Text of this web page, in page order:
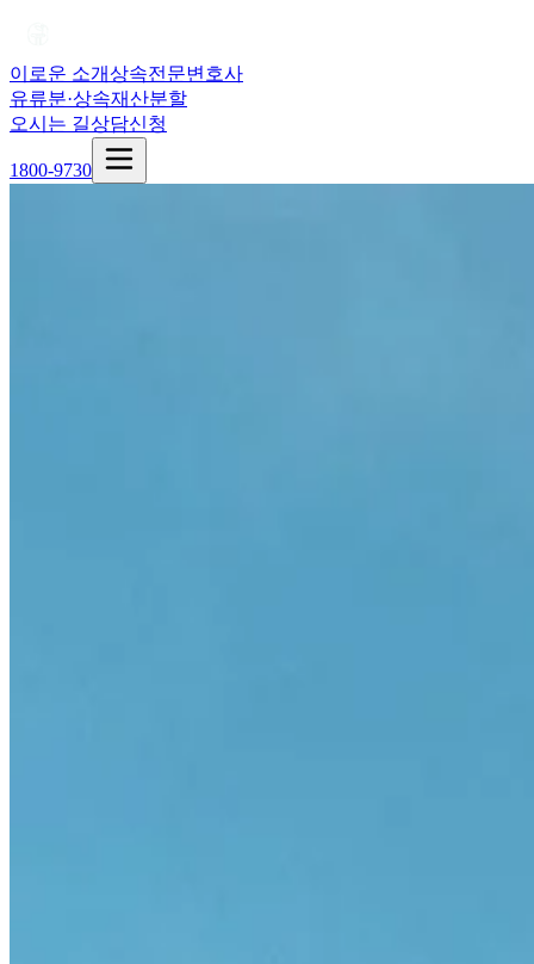
이로운 소개상속전문변호사
유류분·상속재산분할
오시는 길상담신청
1800-9730